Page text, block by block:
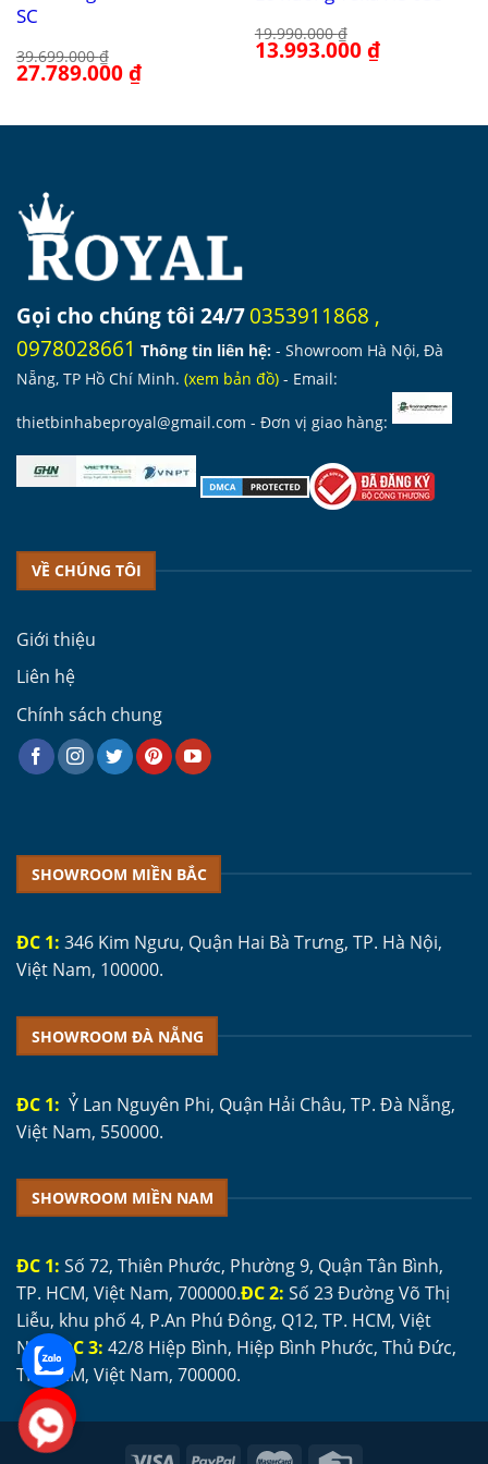
SC
39.699.000₫
Giá
gốc
27.789.000₫Giá
hiện
27.789.000 ₫.
19.990.000₫
Giá
gốc
13.993.000₫Giá
hiện
Gọi cho chúng tôi 24/70353911868 ,
0978028661 Thông tin liên hệ: - Showroom Hà Nội, Đà
Nẵng, TP Hồ Chí Minh. (xem bản đồ) - Email:
thietbinhabeproyal@gmail.com - Đơn vị giao hàng:
VỀ CHÚNG TÔI
Giới thiệu
Liên hệ
Chính sách chung
SHOWROOM MIỀN BẮC
ĐC 1: 346 Kim Ngưu, Quận Hai Bà Trưng, TP. Hà Nội,
Việt Nam, 100000.
SHOWROOM ĐÀ NẴNG
ĐC 1: Ỷ Lan Nguyên Phi, Quận Hải Châu, TP. Đà Nẵng,
Việt Nam, 550000.
SHOWROOM MIỀN NAM
ĐC 1: Số 72, Thiên Phước, Phường 9, Quận Tân Bình,
TP. HCM, Việt Nam, 700000.ĐC 2: Số 23 Đường Võ Thị
Liễu, khu phố 4, P.An Phú Đông, Q12, TP. HCM, Việt
Nam. ĐC 3: 42/8 Hiệp Bình, Hiệp Bình Phước, Thủ Đức,
TP. HCM, Việt Nam, 700000.